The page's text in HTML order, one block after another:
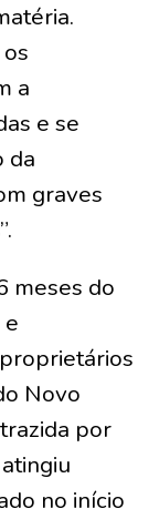
a
e se
da
graves
meses do
Novo
por
no início